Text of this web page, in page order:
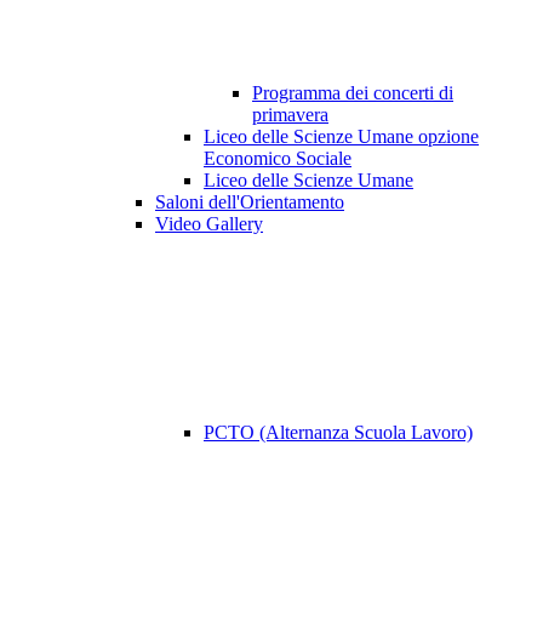
Programma dei concerti di
primavera
Liceo delle Scienze Umane opzione
Economico Sociale
Liceo delle Scienze Umane
Saloni dell'Orientamento
Video Gallery
PCTO (Alternanza Scuola Lavoro)